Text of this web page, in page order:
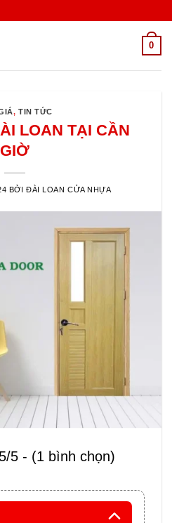
0
,TIN TỨC
LOAN TẠI CẦN
GIỜ
BỞI ĐÀI LOAN CỬA NHỰA
5/5 - (1 bình chọn)